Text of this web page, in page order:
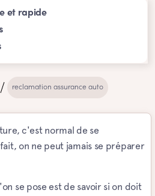
et rapide
reclamation assurance auto
c'est normal de se
on ne peut jamais se préparer
se pose est de savoir si on doit